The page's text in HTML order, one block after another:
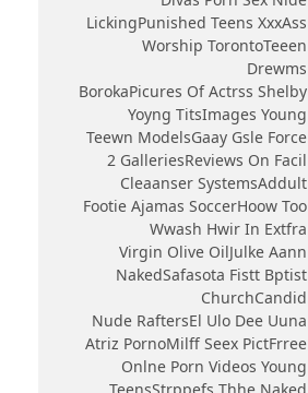
LickingPunished Teens XxxAss
Worship TorontoTeeen
Drewms
BorokaPicures Of Actrss Shelby
Yoyng TitsImages Young
Teewn ModelsGaay Gsle Force
2 GalleriesReviews On Facil
Cleaanser SystemsAddult
Footie Ajamas SoccerHoow Too
Wwash Hwir In Extfra
Virgin Olive OilJulke Aann
NakedSafasota Fistt Bptist
ChurchCandid
Nude RaftersEl Ulo Dee Uuna
Atriz PornoMilff Seex PictFrree
Onlne Porn Videos Young